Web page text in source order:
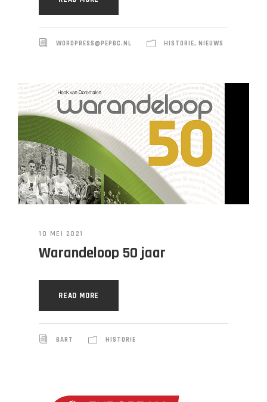
WORDPRESS@PEPBC.NL HISTORIE, NIEUWS
10 MEI 2021
Warandeloop 50 jaar
READ MORE
BART HISTORIE